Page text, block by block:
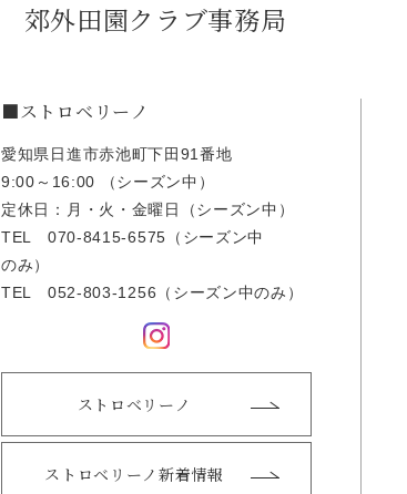
郊外田園クラブ事務局
■ストロベリーノ
愛知県日進市赤池町下田91番地
9:00～16:00 （シーズン中）
定休日：月・火・金曜日（シーズン中）
TEL 070-8415-6575 （シーズン中
のみ）
TEL 052-803-1256 （シーズン中のみ）
ストロベリーノ
ストロベリーノ新着情報